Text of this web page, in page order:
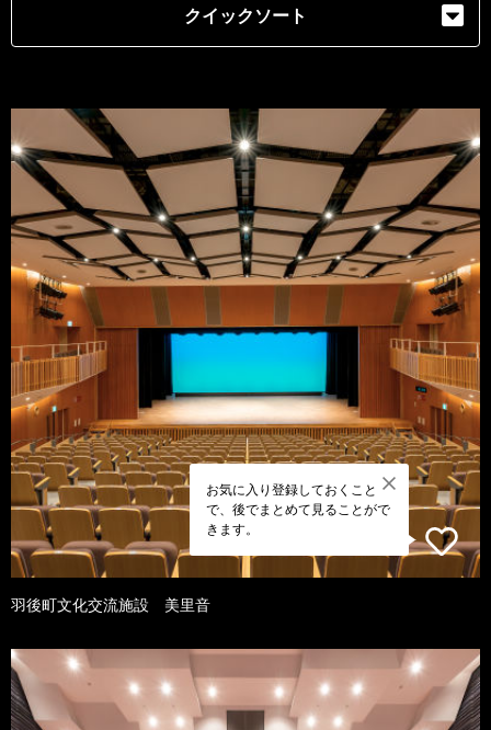
クイックソート
お気に入り登録しておくこと
で、後でまとめて見ることがで
きます。
羽後町文化交流施設 美里音